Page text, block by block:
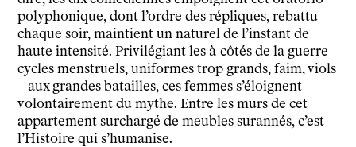
polyphonique, dont l’ordre des répliques, rebattu
chaque soir, maintient un naturel de l’instant de
haute intensité. Privilégiant les à-côtés de la guerre –
cycles menstruels, uniformes trop grands, faim, viols
– aux grandes batailles, ces femmes s’éloignent
volontairement du mythe. Entre les murs de cet
appartement surchargé de meubles surannés, c’est
l’Histoire qui s’humanise.